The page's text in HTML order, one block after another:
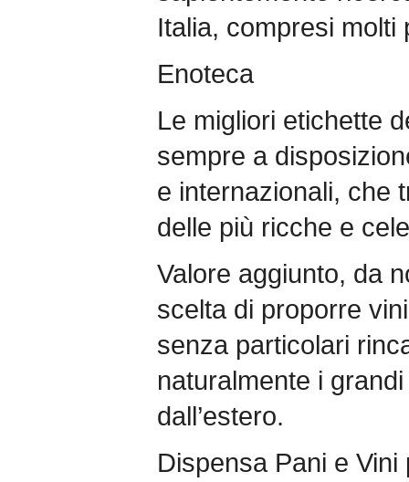
Italia, compresi molti
Enoteca
Le migliori etichette
sempre a
e internazionali, che
delle più ricche e
Valore aggiunto, da
scelta di proporre
senza particolari
naturalmente i
dall’estero.
Dispensa Pani e